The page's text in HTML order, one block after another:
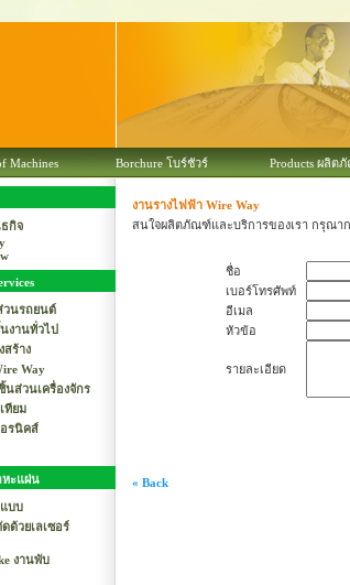
Machines Borchure โบร์ชัวร์ Products ผลิต
กิจ
วนรถยนต์
งานทั่วไป
สร้าง
Way
นส่วนเครื่องจักร
ทียม
รนิคส์
หะแผ่น
แบบ
ด้วยเลเซอร์
งานพับ
งานรางไฟฟ้า Wire Way
สนใจผลิตภัณฑ์และบริการของเรา กรุณา
ชื่อ
เบอร์โทรศัพท์
อีเมล
หัวข้อ
รายละเอียด
« Back